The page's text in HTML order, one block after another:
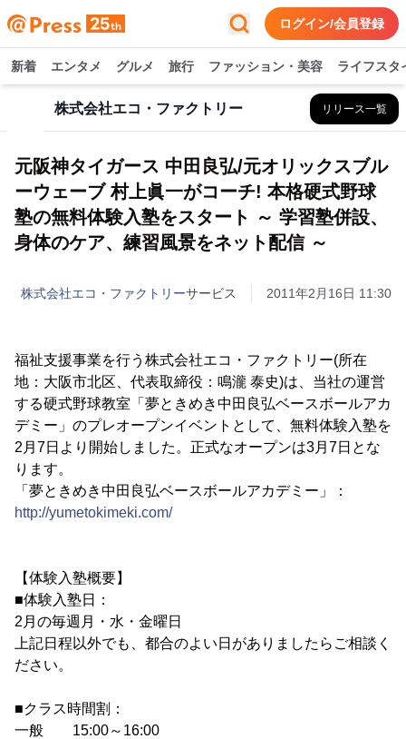
ログイン/会員登録
新着 エンタメ グルメ 旅行 ファッション・美容 ライフスタ
株式会社エコ・ファクトリー リリース一覧
元阪神タイガース 中田良弘/元オリックスブル
ーウェーブ 村上眞一がコーチ! 本格硬式野球
塾の無料体験入塾をスタート ～ 学習塾併設、
身体のケア、練習風景をネット配信 ～
株式会社エコ・ファクトリーサービス 2011年2月16日 11:30
福祉支援事業を行う株式会社エコ・ファクトリー(所在
地：大阪市北区、代表取締役：鳴瀧 泰史)は、当社の運営
する硬式野球教室「夢ときめき中田良弘ベースボールアカ
デミー」のプレオープンイベントとして、無料体験入塾を
2月7日より開始しました。正式なオープンは3月7日とな
ります。
「夢ときめき中田良弘ベースボールアカデミー」：
http://yumetokimeki.com/
【体験入塾概要】
■体験入塾日：
2月の毎週月・水・金曜日
上記日程以外でも、都合のよい日がありましたらご相談く
ださい。
■クラス時間割：
一般 15:00～16:00